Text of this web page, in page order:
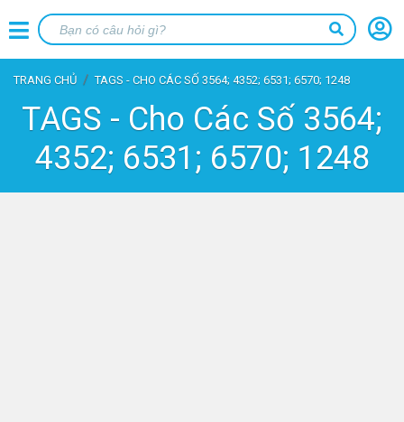
TRANG CHỦ TAGS - CHO CÁC SỐ 3564; 4352; 6531; 6570; 1248
TAGS - Cho Các Số 3564;
4352; 6531; 6570; 1248